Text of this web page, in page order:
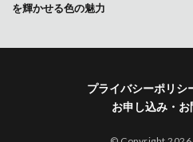
を輝かせる色の魅力
プライバシーポリシ
お申し込み・